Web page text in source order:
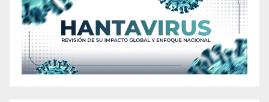
All Day Slimming Tea Review: Latest Costa
Rican Tea Research for Weight Loss
Alpilean Reviews: Effective Weight Loss
Ingredients or Unsafe Side Effects? UPDATE
Alpilean Reviews – Is Ice Hack Hoax or Fake?